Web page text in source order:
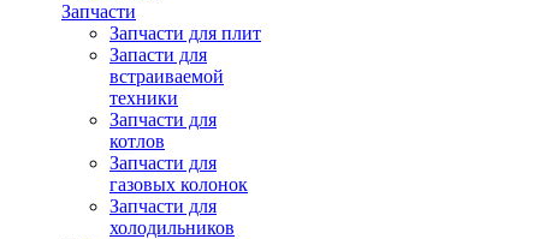
Запчасти
Запчасти для плит
Запасти для
встраиваемой
техники
Запчасти для
котлов
Запчасти для
газовых колонок
Запчасти для
холодильников